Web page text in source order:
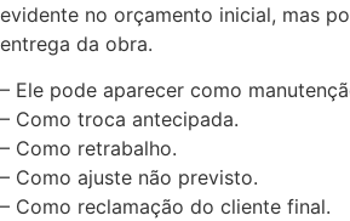
evidente no orçamento inicial, mas
entrega da obra.
– Ele pode aparecer como
– Como troca antecipada.
– Como retrabalho.
– Como ajuste não previsto.
– Como reclamação do cliente final.